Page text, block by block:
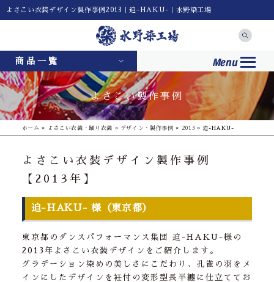
よさこい衣装デザイン製作事例2013｜迫-HAKU-｜水野染工場
商品一覧 Menu
よさこい製作事例
ホーム » よさこい衣装・踊り衣装 » デザイン・製作事例 » 2013 »迫-HAKU-
よさこい衣装デザイン製作事例
【2013年】
迫-HAKU- 様（東京都）
東京都のダンスパフォーマンス集団 迫-HAKU-様の
2013年よさこい衣装デザインをご紹介します。
グラデーション染めの美しさにこだわり、孔雀の羽をメ
インにしたデザインを衽付の変形型長半纏に仕立ててお